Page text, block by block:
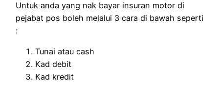
Untuk anda yang nak bayar insuran motor di
pejabat pos boleh melalui 3 cara di bawah seperti
:
Tunai atau cash
Kad debit
Kad kredit